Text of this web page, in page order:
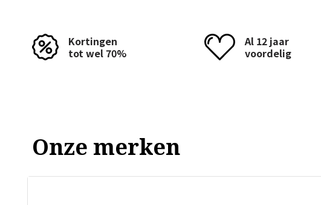
Kortingen
tot wel 70%
Al 12 jaar
voordelig
Onze merken